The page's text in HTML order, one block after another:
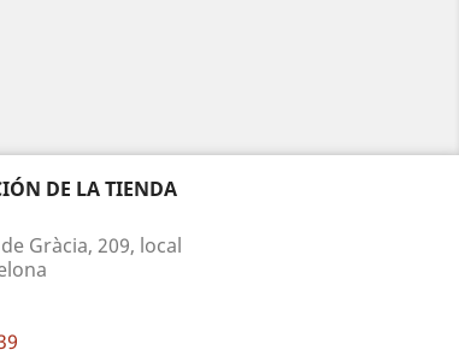
DE LA TIENDA
Gràcia, 209, local